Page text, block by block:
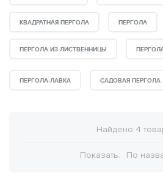
КВАДРАТНАЯ ПЕРГОЛА ПЕРГОЛА
ПЕРГОЛА ИЗ ЛИСТВЕННИЦЫ
ПЕРГОЛА-ЛАВКА САДОВАЯ ПЕРГОЛА
Найдено 4
Показать: По